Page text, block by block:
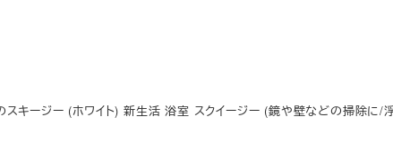
キージー (ホワイト) 新生活 浴室 スクイージー (鏡や壁などの掃除に/